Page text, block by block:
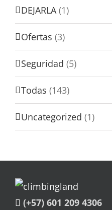
DEJARLA (1)
Ofertas (3)
Seguridad (5)
Todas (143)
Uncategorized (1)
(+57) 601 209 4306